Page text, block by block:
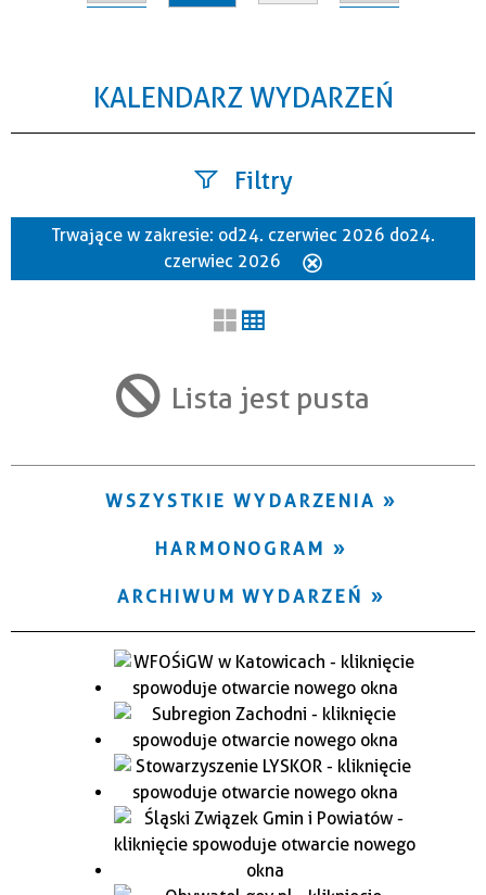
KALENDARZ WYDARZEŃ
Filtry
Szukana fraza
Trwające w zakresie
Trwające w zakresie: od 24. czerwiec 2026 do 24.
czerwiec 2026
Lista jest pusta
WSZYSTKIE WYDARZENIA
HARMONOGRAM
ARCHIWUM WYDARZEŃ